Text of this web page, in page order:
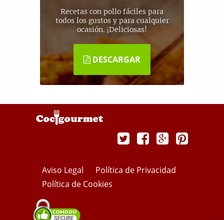
Recetas con pollo fáciles para
todos los gustos y para cualquier
ocasión. ¡Deliciosas!
DESCARGAR
Aviso Legal
Política de Privacidad
Política de Cookies